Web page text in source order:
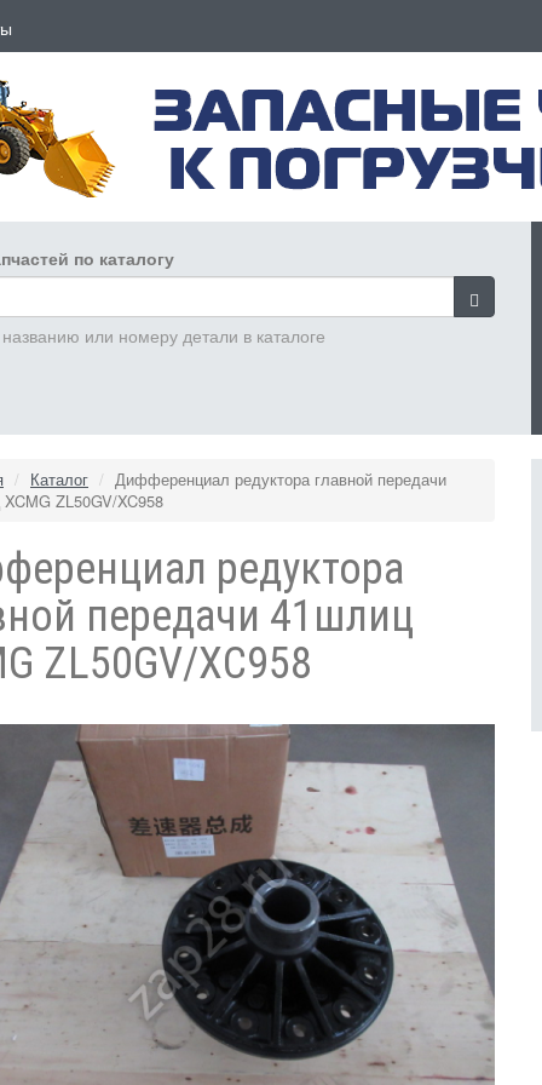
по каталогу
или номеру детали в каталоге
Каталог
Дифференциал редуктора главной передачи
ZL50GV/XC958
редуктора
передачи 41шлиц
ZL50GV/XC958